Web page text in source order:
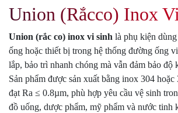
Union (Rắcco) Inox
Union (rắc co) inox vi sinh là phụ kiện
ống hoặc thiết bị trong hệ thống đường ống
lắp, bảo trì nhanh chóng mà vẫn đảm bảo độ
Sản phẩm được sản xuất bằng inox 304
đạt Ra ≤ 0.8µm, phù hợp yêu cầu vệ sinh
đồ uống, dược phẩm, mỹ phẩm và nước tinh